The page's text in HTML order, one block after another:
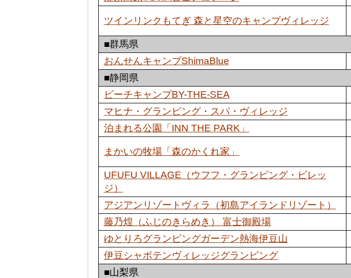
ツインリンクもてぎ 森と星空のキャンプヴィレッジ
■群馬県
おんせんキャンプShimaBlue
■静岡県
ビーチキャンプBY-THE-SEA
マヒナ・グランピング・スパ・ヴィレッジ
泊まれる公園「INN THE PARK」
まかいの牧場「森のかくれ家」
UFUFU VILLAGE（ウフフ・グランピング・ビレッ
ジ）
アジアンリゾートヴィラ（初島アイランドリゾート）
藤乃煌（ふじのきらめき） 富士御殿場
ゆとりろグランピングガーデン熱海伊豆山
伊豆シャボテンヴィレッジグランピング
■山梨県